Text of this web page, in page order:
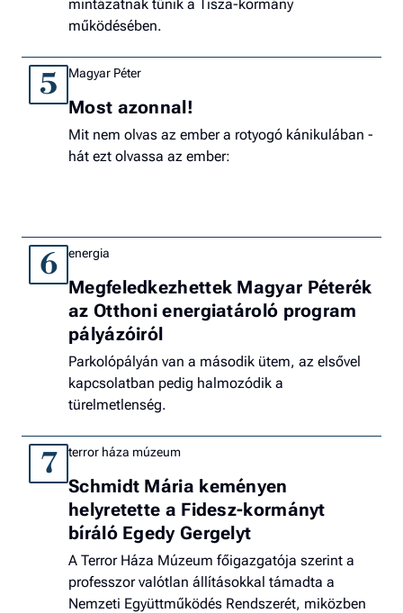
mintázatnak tűnik a Tisza-kormány
működésében.
5 Magyar Péter
Most azonnal!
Mit nem olvas az ember a rotyogó kánikulában -
hát ezt olvassa az ember:
6 energia
Megfeledkezhettek Magyar Péterék
az Otthoni energiatároló program
pályázóiról
Parkolópályán van a második ütem, az elsővel
kapcsolatban pedig halmozódik a
türelmetlenség.
7 terror háza múzeum
Schmidt Mária keményen
helyretette a Fidesz-kormányt
bíráló Egedy Gergelyt
A Terror Háza Múzeum főigazgatója szerint a
professzor valótlan állításokkal támadta a
Nemzeti Együttműködés Rendszerét, miközben